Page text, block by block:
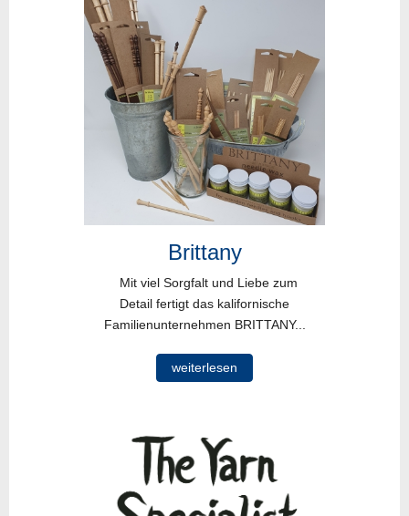
Brittany
Mit viel Sorgfalt und Liebe zum
Detail fertigt das kalifornische
Familienunternehmen BRITTANY...
weiterlesen